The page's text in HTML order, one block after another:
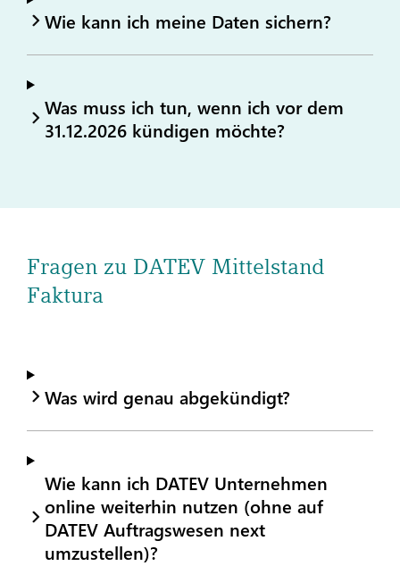
Wie kann ich meine Daten sichern?
Was muss ich tun, wenn ich vor dem
31.12.2026 kündigen möchte?
Fragen zu DATEV Mittelstand
Faktura
Was wird genau abgekündigt?
Wie kann ich DATEV Unternehmen
online weiterhin nutzen (ohne auf
DATEV Auftragswesen next
umzustellen)?